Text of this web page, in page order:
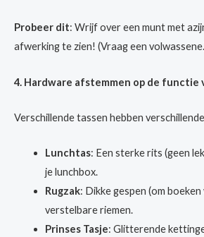
Probeer dit: Wrijf over een munt met
afwerking te zien! (Vraag een
4. Hardware afstemmen op de functie
Verschillende tassen hebben
Lunchtas: Een sterke rits (geen
je lunchbox.
Rugzak: Dikke gespen (om
verstelbare riemen.
Prinses Tasje: Glitterende